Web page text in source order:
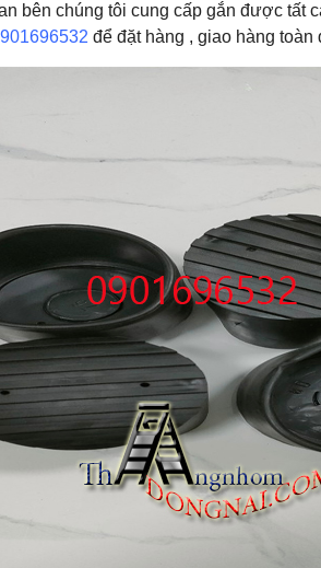
bên chúng tôi cung cấp gắn được tất
để đặt hàng , giao hàng toàn